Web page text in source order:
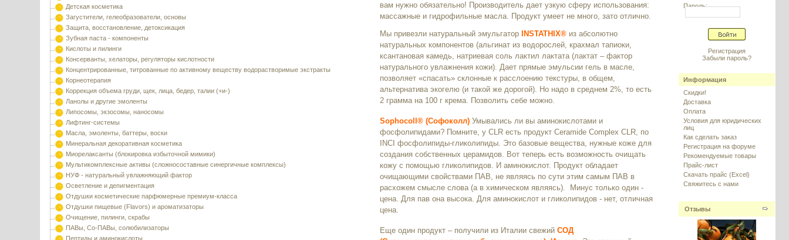
Детская косметика
Загустители, гелеобразователи, основы
Защита, восстановление, детоксикация
Зубная паста - компоненты
Кислоты и пилинги
Консерванты, хелаторы, регуляторы кислотности
Концентрированные, титрованные по активному веществу водорастворимые экстракты
Корнеотерапия
Коррекция объема груди, щек, лица, бедер, талии (+и-)
Ланолы и другие эмоленты
Липосомы, экзосомы, наносомы
Лифтинг-системы
Масла, эмоленты, баттеры, воски
Минеральная декоративная косметика
Миорелаксанты (блокировка избыточной мимики)
Мультикомплексные активы (сложносоставные синергичные комплексы)
НУФ - натуральный увлажняющий фактор
Осветление и депигментация
Отдушки косметические парфюмерные премиум-класса
Отдушки пищевые (Flavors) и ароматизаторы
Очищение, пилинги, скрабы
ПАВы, Со-ПАВы, солюбилизаторы
Пептиды и аминокислоты
вам нужно обязательно! Производитель дает узкую сферу использования:
массажные и гидрофильные масла. Продукт умеет не много, зато отлично.
Мы привезли натуральный эмульгатор
INSTATHIX® из абсолютно
натуральных компонентов (альгинат из водорослей, крахмал тапиоки,
ксантановая камедь, натриевая соль лактил лактата (лактат – фактор
натурального увлажнения кожи). Дает прямые эмульсии гель в масле,
позволяет «спасать» склонные к расслоению текстуры, в общем,
альтернатива экогелю (и такой же дорогой). Но надо в среднем 2%, то есть
2 грамма на 100 г крема. Позволить себе можно.
Sophocoll® (Софоколл) Умывались ли вы аминокислотами и
фосфолипидами? Помните, у CLR есть продукт Ceramide Complex CLR, по
INCI фосфолипиды-гликолипиды. Это базовые вещества, нужные коже для
создания собственных церамидов. Вот теперь есть возможность очищать
кожу с помощью гликолипидов. И аминокислот. Продукт обладает
очищающими свойствами ПАВ, не являясь по сути этим самым ПАВ в
расхожем смысле слова (а в химическом являясь). Минус только один -
цена. Для пав она высока. Для аминокислот и гликолипидов - нет, отличная
цена.
Еще один продукт – получили из Италии свежийСОД
Пароль:
Регистрация
Забыли пароль?
Информация
Скидки!
Доставка
Оплата
Условия для юридических
лиц
Как сделать заказ
Регистрация на форуме
Рекомендуемые товары
Прайс-лист
Скачать прайс (Excel)
Свяжитесь с нами
Отзывы